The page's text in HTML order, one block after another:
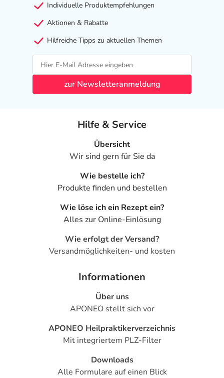
Individuelle Produktempfehlungen
Aktionen & Rabatte
Hilfreiche Tipps zu aktuellen Themen
zur Newsletteranmeldung
Hilfe & Service
Übersicht
Wir sind gern für Sie da
Wie bestelle ich?
Produkte finden und bestellen
Wie löse ich ein Rezept ein?
Alles zur Online-Einlösung
Wie erfolgt der Versand?
Versandmöglichkeiten- und kosten
Informationen
Über uns
APONEO stellt sich vor
APONEO Heilpraktikerverzeichnis
Mit integriertem PLZ-Filter
Downloads
Alle Formulare auf einen Blick